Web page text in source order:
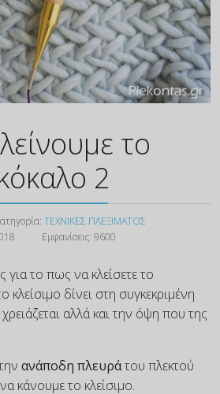
το
2
ΤΕΧΝΙΚΕΣ ΠΛΕΞΙΜΑΤΟΣ
Εμφανίσεις: 9600
για το πως να κλείσετε το
κλείσιμο δίνει στη συγκεκριμένη
αλλά και την όψη που της
ανάποδη πλευράτου πλεκτού
κάνουμε το κλείσιμο.